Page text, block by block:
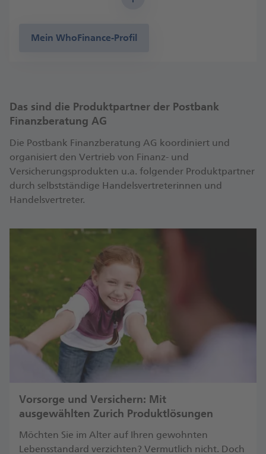
Kundenbewertungen auf WhoFinance. Ich freue
Mein WhoFinance-Profil
Das sind die Produktpartner der Postbank
Finanzberatung AG
Die Postbank Finanzberatung AG koordiniert und
organisiert den Vertrieb von Finanz- und
Versicherungsprodukten u.a. folgender Produktpartner
durch selbstständige Handelsvertreterinnen und
Handelsvertreter.
Vorsorge und Versichern: Mit
ausgewählten Zurich Produktlösungen
Möchten Sie im Alter auf Ihren gewohnten
Lebensstandard verzichten? Vermutlich nicht. Doch